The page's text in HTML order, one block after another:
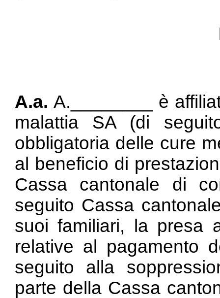
A.a. A.________ è
malattia SA (di
obbligatoria delle cure
al beneficio di
Cassa cantonale di
seguito Cassa
suoi familiari, la presa
relative al pagamento
seguito alla
parte della Cassa